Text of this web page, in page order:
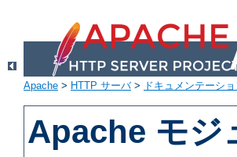
Apache > HTTP サーバ> ドキュメンテーショ
Apache モジ